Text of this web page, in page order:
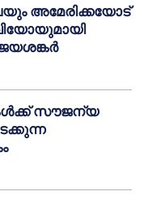
അമേരിക്കയോട്
സൗജന്യ